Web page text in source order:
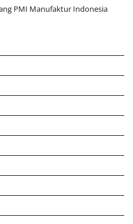
PMI Manufaktur Indonesia